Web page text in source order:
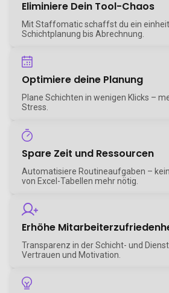
Eliminiere Dein Tool-Chaos
Mit Staffomatic schaffst du ein
Schichtplanung bis Abrechnung.
Optimiere deine Planung
Plane Schichten in wenigen Klicks –
Stress.
Spare Zeit und Ressourcen
Automatisiere Routineaufgaben –
von Excel-Tabellen mehr nötig.
Erhöhe
Transparenz in der Schicht- und
Vertrauen und Motivation.